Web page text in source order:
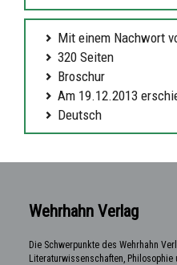
Mit einem Nachwort
320 Seiten
Broschur
Am 19.12.2013
Deutsch
Wehrhahn Verlag
Die Schwerpunkte des Wehrhahn
Literaturwissenschaften,